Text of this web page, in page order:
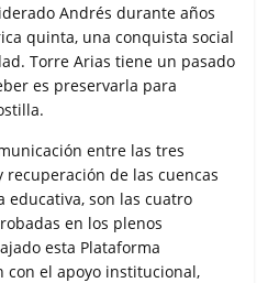
Andrés durante años
quinta, una conquista social
Torre Arias tiene un pasado
es preservarla para
entre las tres
de las cuencas
educativa, son las cuatro
en los plenos
esta Plataforma
con el apoyo institucional,